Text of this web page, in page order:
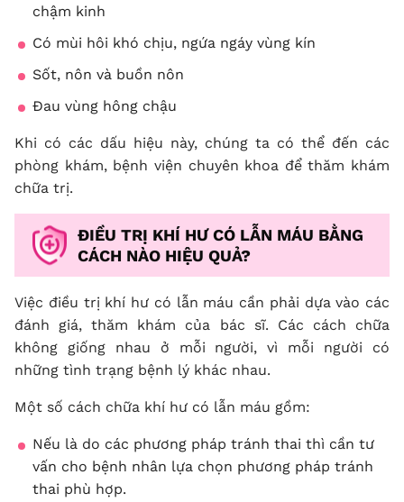
chậm kinh
Có mùi hôi khó chịu, ngứa ngáy vùng kín
Sốt, nôn và buồn nôn
Đau vùng hông chậu
Khi có các dấu hiệu này, chúng ta có thể đến các
phòng khám, bệnh viện chuyên khoa để thăm khám
chữa trị.
ĐIỀU TRỊ KHÍ HƯ CÓ LẪN MÁU BẰNG
CÁCH NÀO HIỆU QUẢ?
Việc điều trị khí hư có lẫn máu cần phải dựa vào các
đánh giá, thăm khám của bác sĩ. Các cách chữa
không giống nhau ở mỗi người, vì mỗi người có
những tình trạng bệnh lý khác nhau.
Một số cách chữa khí hư có lẫn máu gồm:
Nếu là do các phương pháp tránh thai thì cần tư
vấn cho bệnh nhân lựa chọn phương pháp tránh
thai phù hợp.